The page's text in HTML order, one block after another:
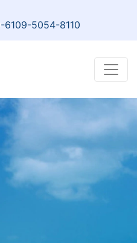
6109-5054-8110